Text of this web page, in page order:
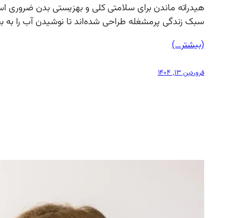
سبک زندگی پرمشغله طراحی شده‌اند تا نوشیدن آب را به
(بیشتر…)
فروردین ۱۳, ۱۴۰۴